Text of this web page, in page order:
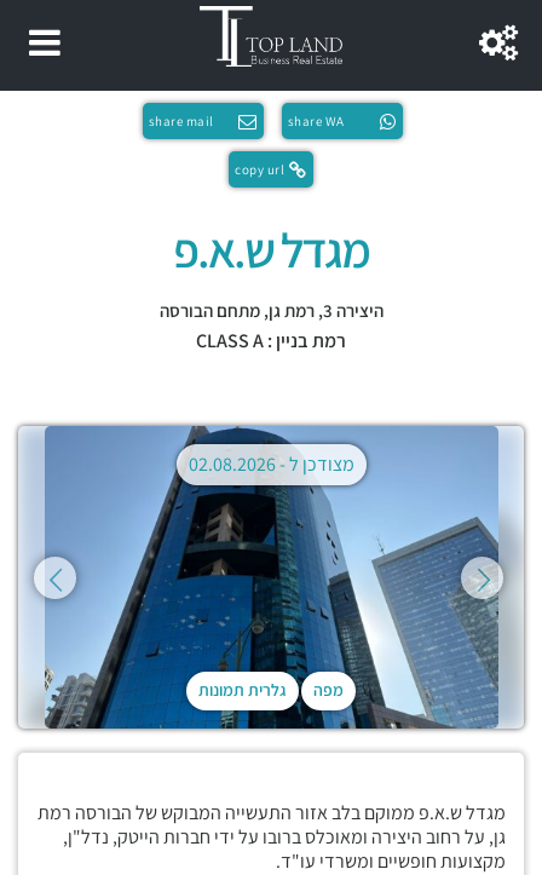
share WA
share mail
copy url
מגדל ש.א.פ
היצירה 3, רמת גן,מתחם הבורסה
רמת בניין : CLASS A
מפה גלרית תמונות
מצודכן ל -02.08.2026
מגדל ש.א.פ ממוקם בלב אזור התעשייה המבוקש של הבורסה רמת
גן, על רחוב היצירה ומאוכלס ברובו על ידי חברות הייטק, נדל"ן,
מקצועות חופשיים ומשרדי עו"ד.